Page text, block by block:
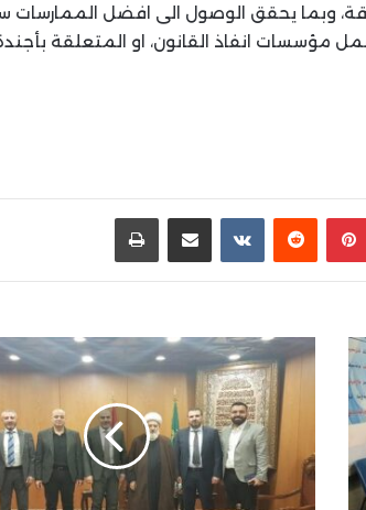
وبما يحقق الوصول الى افضل الممارسات
انفاذ القانون، او المتعلقة بأجندة
بينتيريست مشاركة عبر البريد طباعة